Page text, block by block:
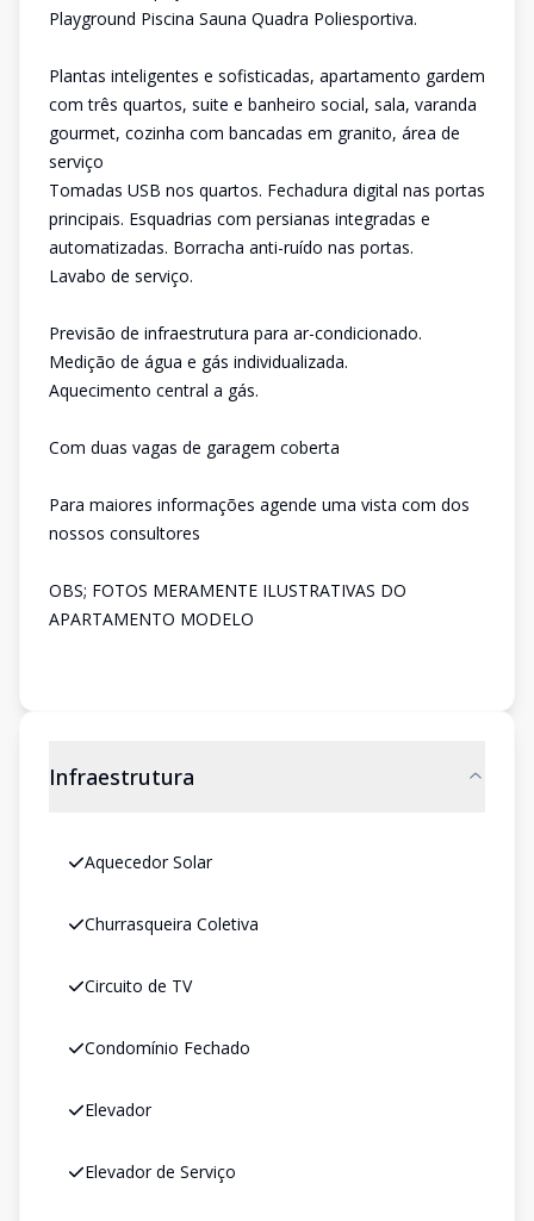
Playground Piscina Sauna Quadra Poliesportiva.
Plantas inteligentes e sofisticadas, apartamento gardem
com três quartos, suite e banheiro social, sala, varanda
gourmet, cozinha com bancadas em granito, área de
serviço
Tomadas USB nos quartos. Fechadura digital nas portas
principais. Esquadrias com persianas integradas e
automatizadas. Borracha anti-ruído nas portas.
Lavabo de serviço.
Previsão de infraestrutura para ar-condicionado.
Medição de água e gás individualizada.
Aquecimento central a gás.
Com duas vagas de garagem coberta
Para maiores informações agende uma vista com dos
nossos consultores
OBS; FOTOS MERAMENTE ILUSTRATIVAS DO
APARTAMENTO MODELO
Infraestrutura
Aquecedor Solar
Churrasqueira Coletiva
Circuito de TV
Condomínio Fechado
Elevador
Elevador de Serviço